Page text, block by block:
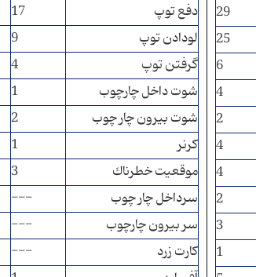
17
دفع توپ
9
لودادن توپ
4
گرفتن توپ
1
شوت داخل چارچوب
2
شوت بيرون چار چوب
1
كرنر
3
موقعيت خطرناك
---
سرداخل چار چوب
---
سر بيرون چارچوب
---
كارت زرد
29
25
6
4
2
4
4
2
3
1